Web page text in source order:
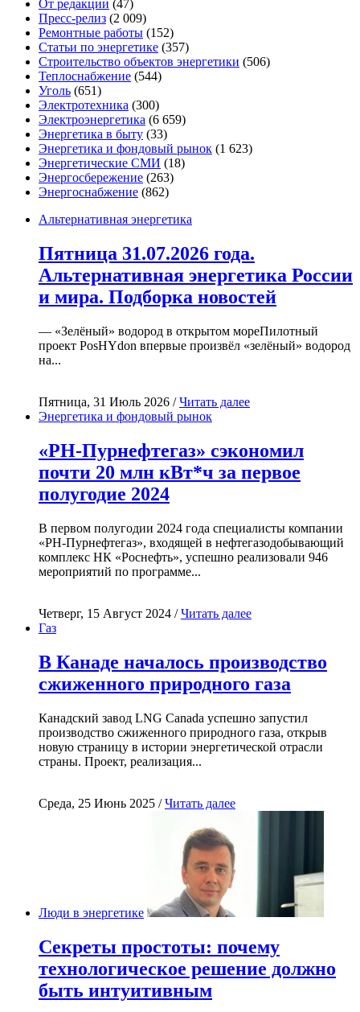
От редакции (47)
Пресс-релиз (2 009)
Ремонтные работы (152)
Статьи по энергетике (357)
Строительство объектов энергетики (506)
Теплоснабжение (544)
Уголь (651)
Электротехника (300)
Электроэнергетика (6 659)
Энергетика в быту (33)
Энергетика и фондовый рынок (1 623)
Энергетические СМИ (18)
Энергосбережение (263)
Энергоснабжение (862)
Альтернативная энергетика
Пятница 31.07.2026 года.
Альтернативная энергетика России
и мира. Подборка новостей
— «Зелёный» водород в открытом мореПилотный
проект PosHYdon впервые произвёл «зелёный» водород
на...
Пятница, 31 Июль 2026 /Читать далее
Энергетика и фондовый рынок
«РН-Пурнефтегаз» сэкономил
почти 20 млн кВт*ч за первое
полугодие 2024
В первом полугодии 2024 года специалисты компании
«РН-Пурнефтегаз», входящей в нефтегазодобывающий
комплекс НК «Роснефть», успешно реализовали 946
мероприятий по программе...
Четверг, 15 Август 2024 /Читать далее
Газ
В Канаде началось производство
сжиженного природного газа
Канадский завод LNG Canada успешно запустил
производство сжиженного природного газа, открыв
новую страницу в истории энергетической отрасли
страны. Проект, реализация...
Среда, 25 Июнь 2025 /Читать далее
Люди в энергетике
Секреты простоты: почему
технологическое решение должно
быть интуитивным